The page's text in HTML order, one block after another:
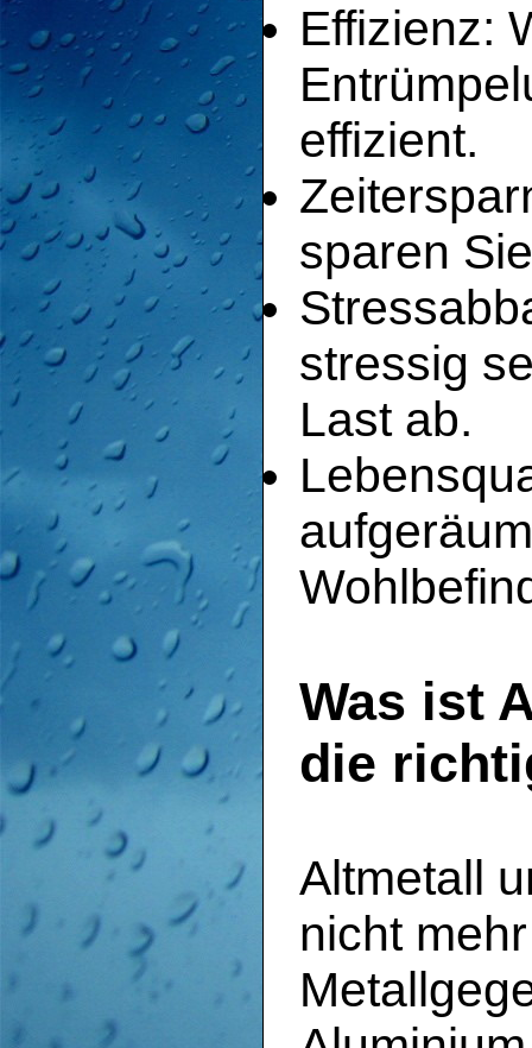
Effizienz:
effizient.
sparen
stressig
Last ab.
Was ist
die
Altmetall
nicht